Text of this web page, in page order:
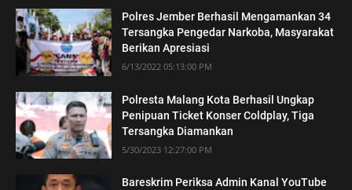
Polres Jember Berhasil Mengamankan 34
Tersangka Pengedar Narkoba, Masyarakat
Berikan Apresiasi
6/13/2022 05:13:00 PM
Polresta Malang Kota Berhasil Ungkap
Penipuan Ticket Konser Coldplay, Tiga
Tersangka Diamankan
5/30/2023 12:27:00 PM
Bareskrim Periksa Admin Kanal YouTube